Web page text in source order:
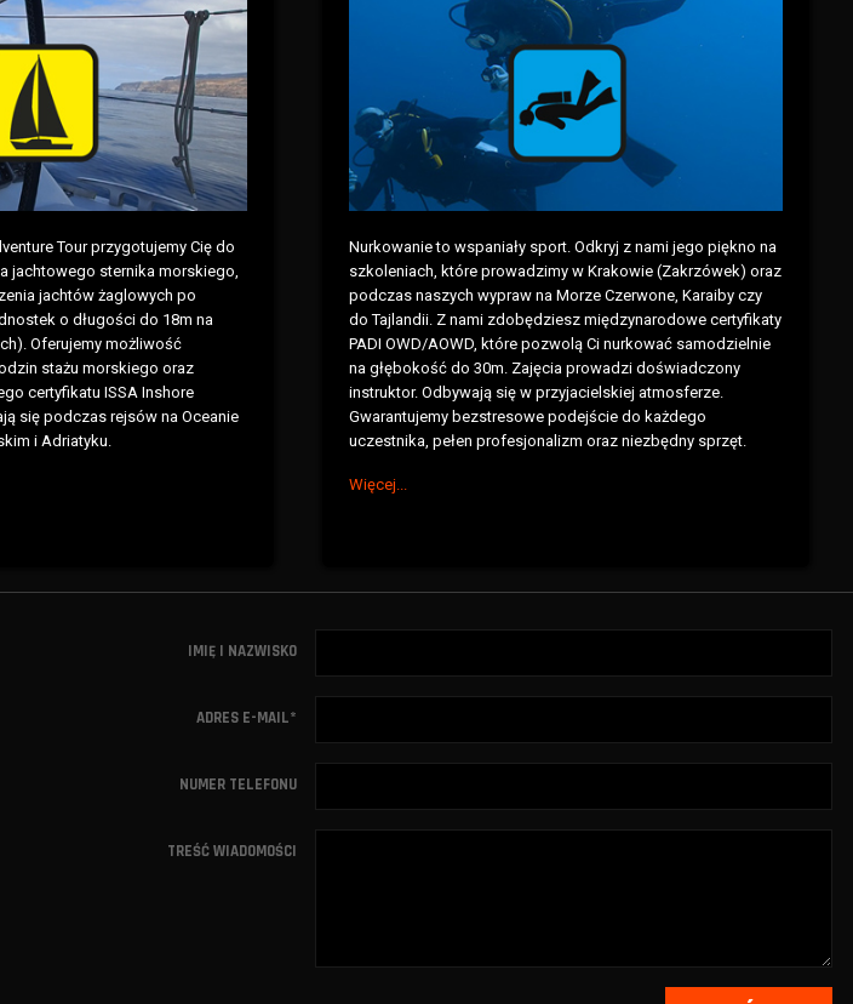
Tour przygotujemy Cię do
jachtowego sternika morskiego,
jachtów żaglowych po
o długości do 18m na
Oferujemy możliwość
stażu morskiego oraz
certyfikatu ISSA Inshore
się podczas rejsów na Oceanie
i Adriatyku.
Nurkowanie to wspaniały sport. Odkryj z nami jego piękno na
szkoleniach, które prowadzimy w Krakowie (Zakrzówek) oraz
podczas naszych wypraw na Morze Czerwone, Karaiby czy
do Tajlandii. Z nami zdobędziesz międzynarodowe certyfikaty
PADI OWD/AOWD, które pozwolą Ci nurkować samodzielnie
na głębokość do 30m. Zajęcia prowadzi doświadczony
instruktor. Odbywają się w przyjacielskiej atmosferze.
Gwarantujemy bezstresowe podejście do każdego
uczestnika, pełen profesjonalizm oraz niezbędny sprzęt.
Więcej...
IMIĘ I NAZWISKO
ADRES E-MAIL*
NUMER TELEFONU
TREŚĆ WIADOMOŚCI